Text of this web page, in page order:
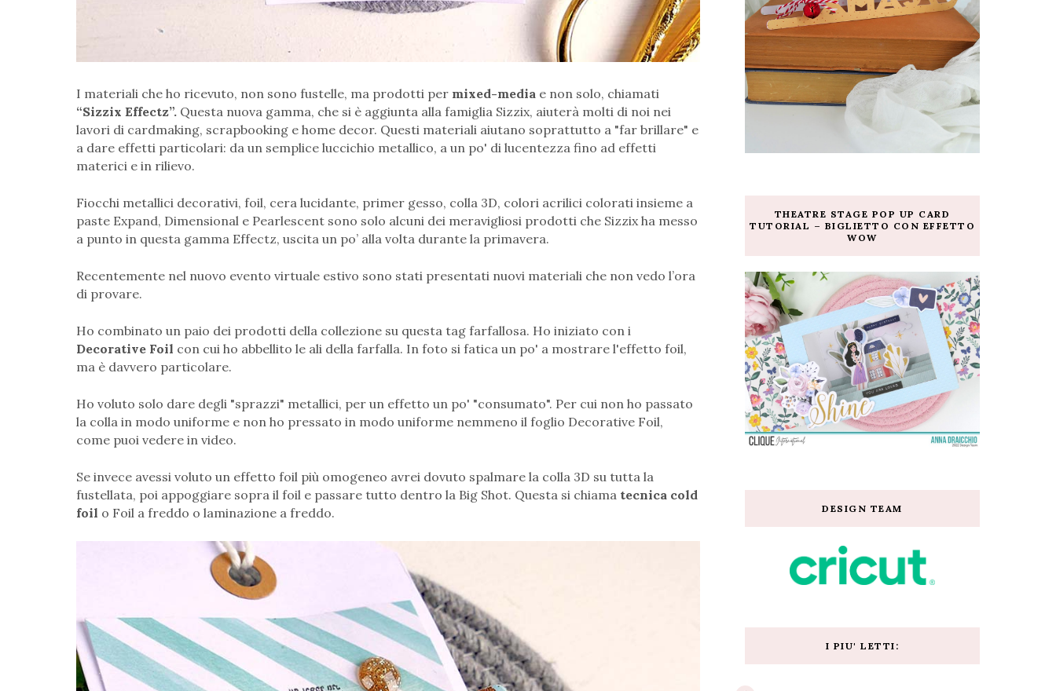
I materiali che ho ricevuto, non sono fustelle, ma prodotti per mixed-media e non solo, chiamati
“Sizzix Effectz”. Questa nuova gamma, che si è aggiunta alla famiglia Sizzix, aiuterà molti di noi nei
lavori di cardmaking, scrapbooking e home decor. Questi materiali aiutano soprattutto a "far brillare" e
a dare effetti particolari: da un semplice luccichio metallico, a un po' di lucentezza fino ad effetti
materici e in rilievo.
Fiocchi metallici decorativi, foil, cera lucidante, primer gesso, colla 3D, colori acrilici colorati insieme a
paste Expand, Dimensional e Pearlescent sono solo alcuni dei meravigliosi prodotti che Sizzix ha messo
a punto in questa gamma Effectz, uscita un po’ alla volta durante la primavera.
Recentemente nel nuovo evento virtuale estivo sono stati presentati nuovi materiali che non vedo l’ora
di provare.
Ho combinato un paio dei prodotti della collezione su questa tag farfallosa. Ho iniziato con i
Decorative Foil con cui ho abbellito le ali della farfalla. In foto si fatica un po' a mostrare l'effetto foil,
ma è davvero particolare.
Ho voluto solo dare degli "sprazzi" metallici, per un effetto un po' "consumato". Per cui non ho passato
la colla in modo uniforme e non ho pressato in modo uniforme nemmeno il foglio Decorative Foil,
come puoi vedere in video.
Se invece avessi voluto un effetto foil più omogeneo avrei dovuto spalmare la colla 3D su tutta la
fustellata, poi appoggiare sopra il foil e passare tutto dentro la Big Shot. Questa si chiama tecnica cold
foil o Foil a freddo o laminazione a freddo.
THEATRE STAGE POP UP CARD
TUTORIAL – BIGLIETTO CON EFFETTO
WOW
DESIGN TEAM
I PIU' LETTI: